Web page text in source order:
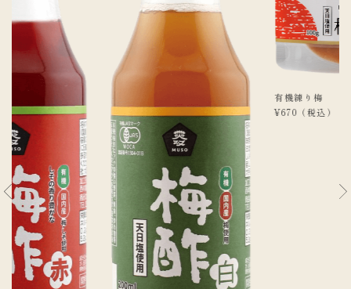
¥670（税込）